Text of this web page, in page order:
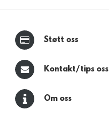
Støtt oss
Kontakt/tips oss
Om oss